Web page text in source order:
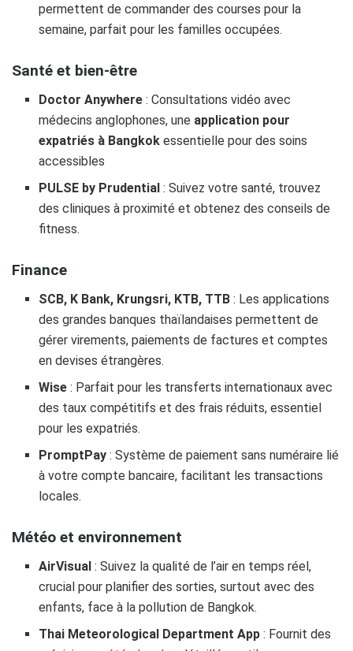
permettent de commander des courses pour la
semaine, parfait pour les familles occupées.
Santé et bien-être
Doctor Anywhere : Consultations vidéo avec
médecins anglophones, une application pour
expatriés à Bangkok essentielle pour des soins
accessibles
PULSE by Prudential : Suivez votre santé, trouvez
des cliniques à proximité et obtenez des conseils de
fitness.
Finance
SCB, K Bank, Krungsri, KTB, TTB : Les applications
des grandes banques thaïlandaises permettent de
gérer virements, paiements de factures et comptes
en devises étrangères.
Wise : Parfait pour les transferts internationaux avec
des taux compétitifs et des frais réduits, essentiel
pour les expatriés.
PromptPay : Système de paiement sans numéraire lié
à votre compte bancaire, facilitant les transactions
locales.
Météo et environnement
AirVisual : Suivez la qualité de l’air en temps réel,
crucial pour planifier des sorties, surtout avec des
enfants, face à la pollution de Bangkok.
Thai Meteorological Department App : Fournit des